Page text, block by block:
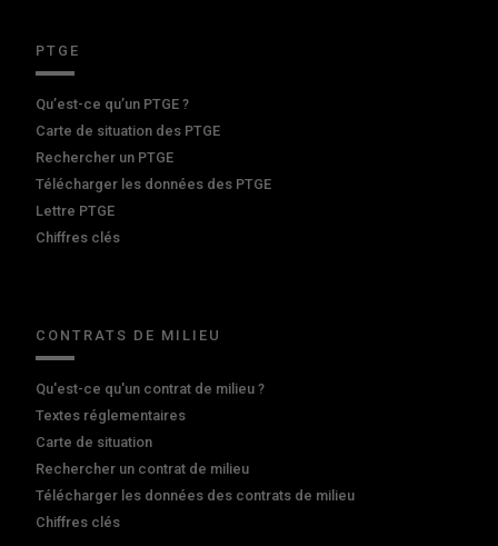
PTGE
Qu’est-ce qu’un PTGE ?
Carte de situation des PTGE
Rechercher un PTGE
Télécharger les données des PTGE
Lettre PTGE
Chiffres clés
CONTRATS DE MILIEU
Qu'est-ce qu'un contrat de milieu ?
Textes réglementaires
Carte de situation
Rechercher un contrat de milieu
Télécharger les données des contrats de milieu
Chiffres clés